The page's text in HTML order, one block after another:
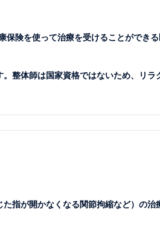
険を使って治療を受けることができ
整体師は国家資格ではないため、リラ
指が開かなくなる関節拘縮など）の治